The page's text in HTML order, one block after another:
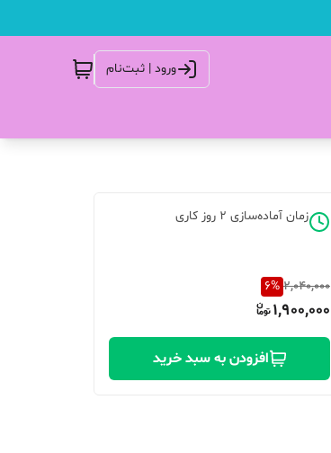
ورود | ثبت‌نام
زمان آماده‌سازی 2 روز کاری
2,040,000
6%
1,900,000
افزودن به سبد خرید